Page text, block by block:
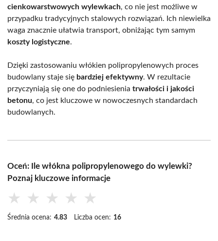
cienkowarstwowych wylewkach, co nie jest możliwe w
przypadku tradycyjnych stalowych rozwiązań. Ich niewielka
waga znacznie ułatwia transport, obniżając tym samym
koszty logistyczne.
Dzięki zastosowaniu włókien polipropylenowych proces
budowlany staje się bardziej efektywny. W rezultacie
przyczyniają się one do podniesienia trwałości i jakości
betonu, co jest kluczowe w nowoczesnych standardach
budowlanych.
Oceń: Ile włókna polipropylenowego do wylewki?
Poznaj kluczowe informacje
★ ★ ★ ★ ★
Średnia ocena: 4.83 Liczba ocen: 16